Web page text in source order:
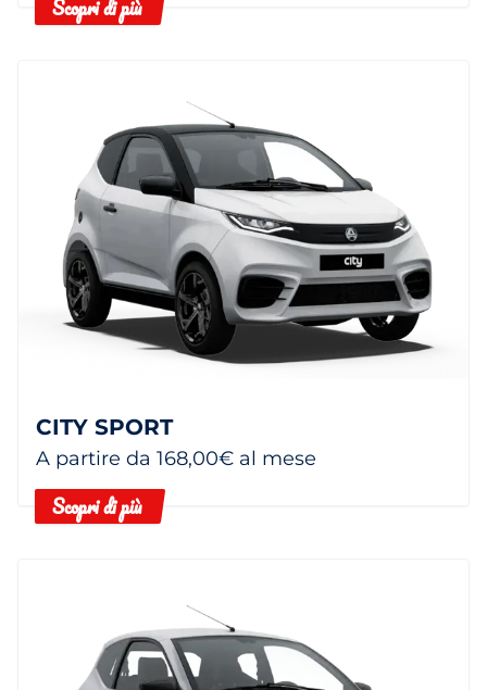
Scopri di più
CITY SPORT
A partire da 168,00€ al mese
Scopri di più